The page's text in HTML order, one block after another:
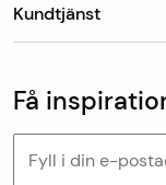
Om Matt-Tema
Vanliga frågor
Kundtjänst
Köp &
Retur &
Personuppgifter
Få